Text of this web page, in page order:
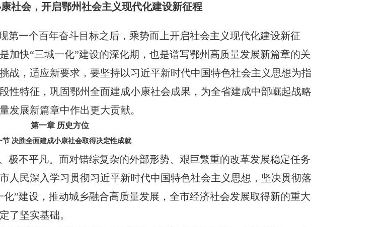
社会，开启鄂州社会主义现代化建设新征程
第一个百年奋斗目标之后，乘势而上开启社会主义现代化建设新征
加快“三城一化”建设的深化期，也是谱写鄂州高质量发展新篇章的关
战，适应新要求，要坚持以习近平新时代中国特色社会主义思想为指
性特征，巩固鄂州全面建成小康社会成果，为全省建成中部崛起战略
发展新篇章中作出更大贡献。
第一章 历史方位
节 决胜全面建成小康社会取得决定性成就
极不平凡。面对错综复杂的外部形势、艰巨繁重的改革发展稳定任务
人民深入学习贯彻习近平新时代中国特色社会主义思想，坚决贯彻落
化”建设，推动城乡融合高质量发展，全市经济社会发展取得新的重大
了坚实基础。